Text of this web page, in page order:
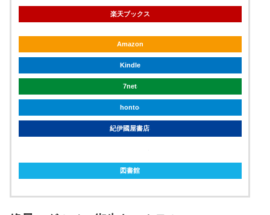
楽天ブックス
Amazon
Kindle
7net
honto
紀伊國屋書店
図書館